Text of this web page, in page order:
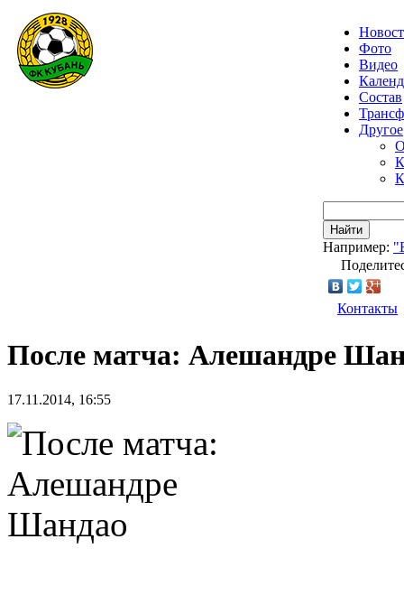
Фото
Видео
Состав
Другое
Найти
Например:
Контакты
После матча: Алешандре
17.11.2014, 16:55